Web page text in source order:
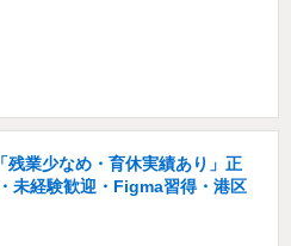
残業少なめ・育休実績あり」正
未経験歓迎・Figma習得・港区